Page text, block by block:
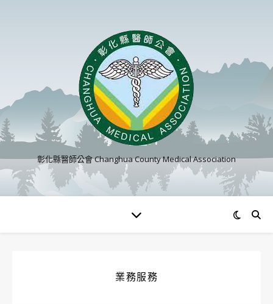
彰化縣醫師公會 Changhua County Medical Association
業務服務